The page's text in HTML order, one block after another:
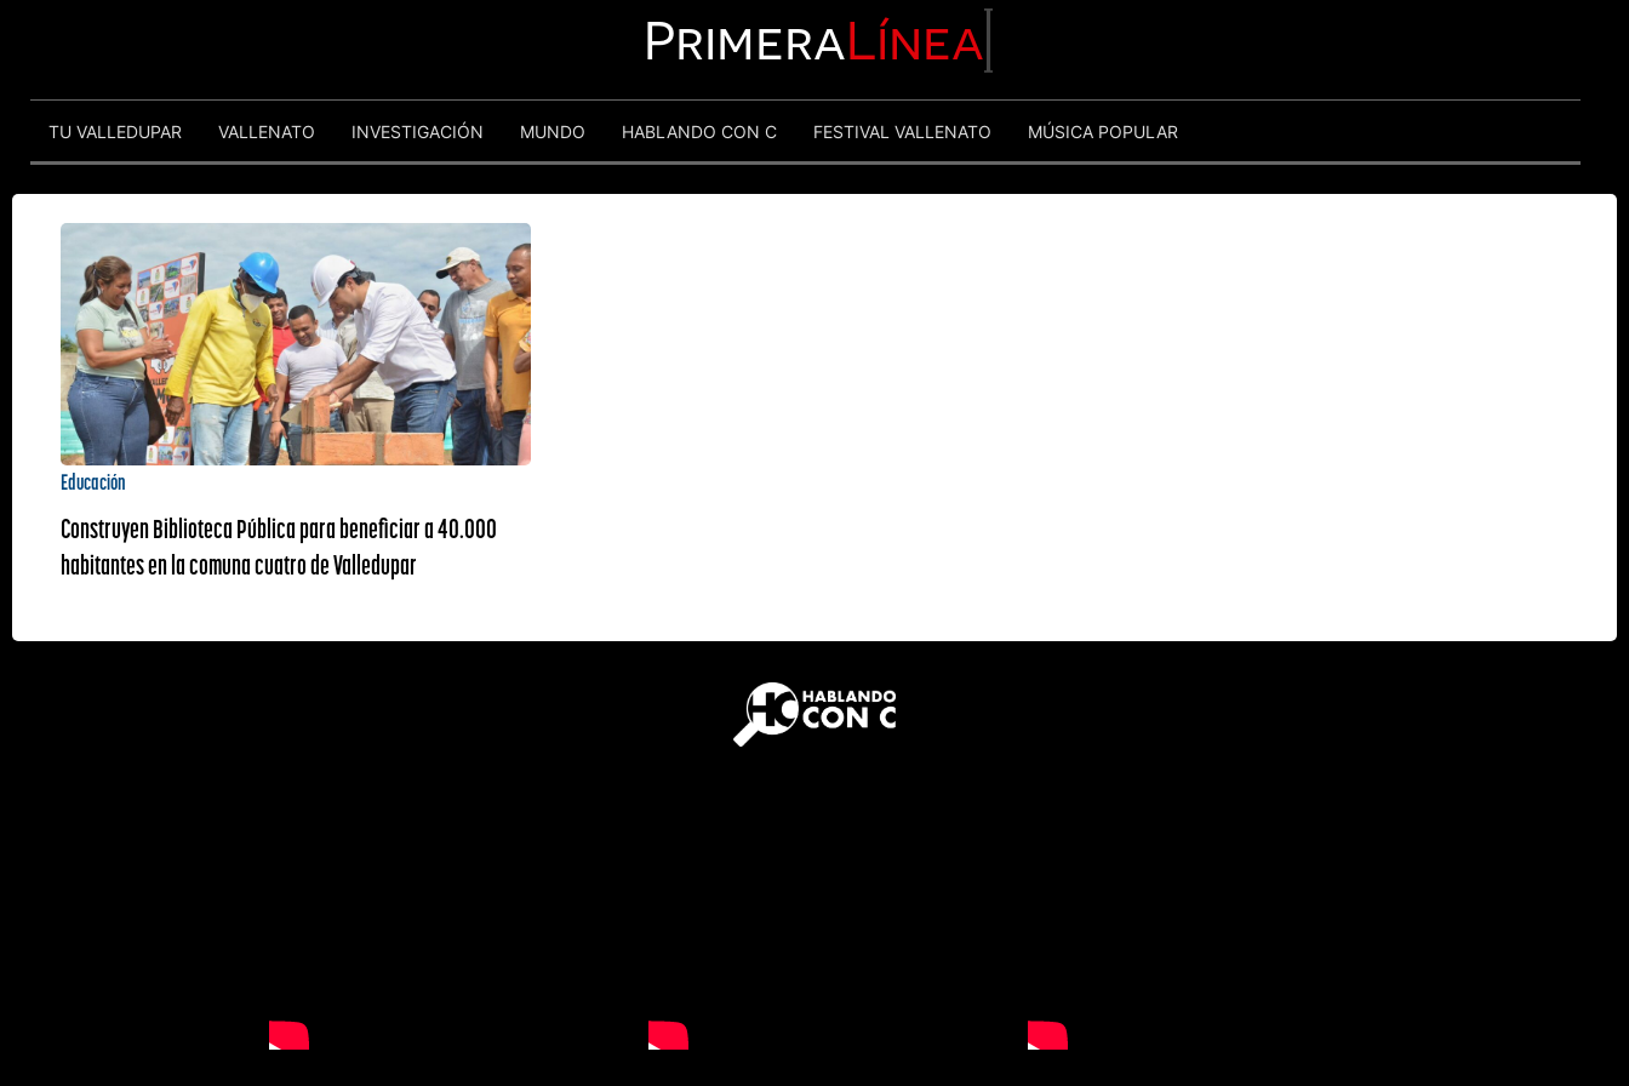
PrimeraLínea
TU VALLEDUPAR VALLENATO INVESTIGACIÓN MUNDO HABLANDO CON C FESTIVAL VALLENATO MÚSICA POPULAR
Educación
Construyen Biblioteca Pública para beneficiar a 40.000
habitantes en la comuna cuatro de Valledupar